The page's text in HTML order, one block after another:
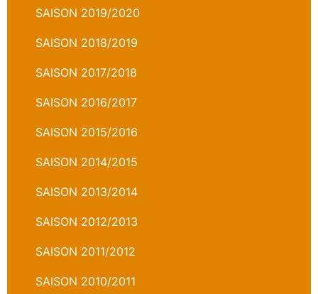
SAISON 2019/2020
SAISON 2018/2019
SAISON 2017/2018
SAISON 2016/2017
SAISON 2015/2016
SAISON 2014/2015
SAISON 2013/2014
SAISON 2012/2013
SAISON 2011/2012
SAISON 2010/2011